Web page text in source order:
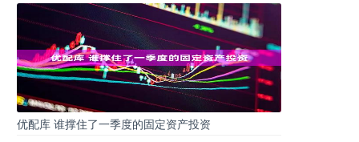
优配库 谁撑住了一季度的固定资产投资